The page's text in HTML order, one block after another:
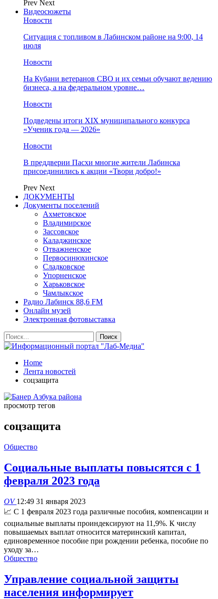
Prev Next
Видеосюжеты
Новости
Ситуация с топливом в Лабинском районе на 9:00, 14
июля
Новости
На Кубани ветеранов СВО и их семьи обучают ведению
бизнеса, а на федеральном уровне…
Новости
Подведены итоги XIX муниципального конкурса
«Ученик года — 2026»
Новости
В преддверии Пасхи многие жители Лабинска
присоединились к акции «Твори добро!»
Prev Next
ДОКУМЕНТЫ
Документы поселений
Ахметовское
Владимирское
Зассовское
Каладжинское
Отважненское
Первосинюхинское
Сладковское
Упорненское
Харьковское
Чамлыкское
Радио Лабинск 88,6 FM
Онлайн музей
Электронная фотовыставка
Home
Лента новостей
соцзащита
просмотр тегов
соцзащита
Общество
Социальные выплаты повысятся с 1
февраля 2023 года
OV12:49 31 января 2023
📈 С 1 февраля 2023 года различные пособия, компенсации и
социальные выплаты проиндексируют на 11,9%. К числу
повышаемых выплат относится материнский капитал,
единовременное пособие при рождении ребенка, пособие по
уходу за…
Общество
Управление социальной защиты
населения информирует